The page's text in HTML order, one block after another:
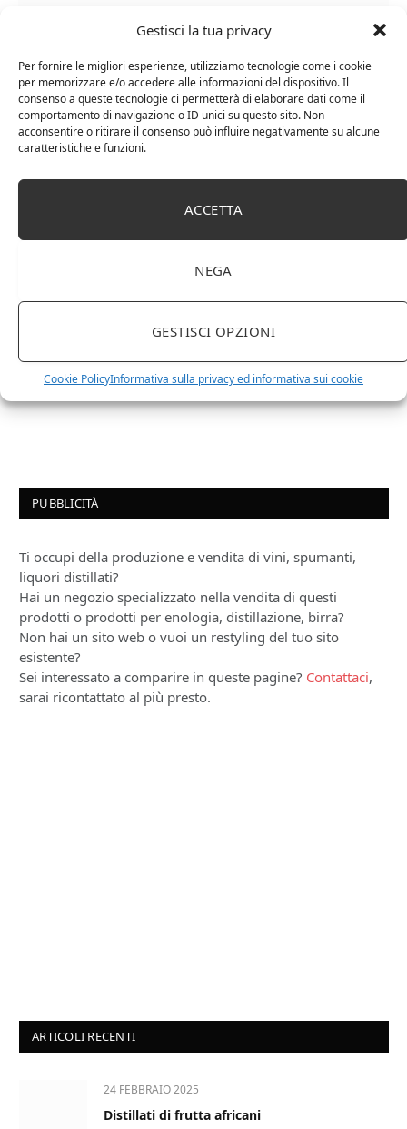
Gestisci la tua privacy
Per fornire le migliori esperienze, utilizziamo tecnologie come i cookie
per memorizzare e/o accedere alle informazioni del dispositivo. Il
consenso a queste tecnologie ci permetterà di elaborare dati come il
comportamento di navigazione o ID unici su questo sito. Non
acconsentire o ritirare il consenso può influire negativamente su alcune
caratteristiche e funzioni.
ACCETTA
NEGA
GESTISCI OPZIONI
Cookie PolicyInformativa sulla privacy ed informativa sui cookie
Chanson Pere & Fils – Chassagne Montrachet
(box 3 x 0,75l) Mr. Vino bianco
Le Casematte – Faro (box 6 x 0,75l) Mr. Vino Rosso
PUBBLICITÀ
Ti occupi della produzione e vendita di vini, spumanti,
liquori distillati?
Hai un negozio specializzato nella vendita di questi
prodotti o prodotti per enologia, distillazione, birra?
Non hai un sito web o vuoi un restyling del tuo sito
esistente?
Sei interessato a comparire in queste pagine? Contattaci,
sarai ricontattato al più presto.
ARTICOLI RECENTI
24 FEBBRAIO 2025
Distillati di frutta africani